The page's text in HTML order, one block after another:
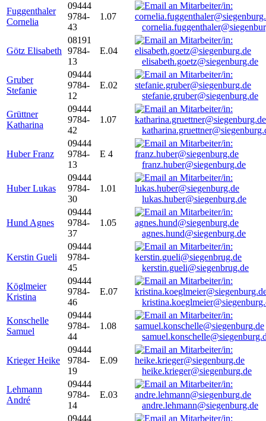
Fuggenthaler
Cornelia
09444
9784-
43
1.07
Götz Elisabeth
08191
9784-
13
E.04
elisabeth.goetz@siegenburg.de
Gruber
Stefanie
09444
9784-
12
E.02
stefanie.gruber@siegenburg.de
Grüttner
Katharina
09444
9784-
42
1.07
Huber Franz
09444
9784-
13
E 4
franz.huber@siegenburg.de
Huber Lukas
09444
9784-
30
1.01
lukas.huber@siegenburg.de
Hund Agnes
09444
9784-
37
1.05
agnes.hund@siegenburg.de
Kerstin Gueli
09444
9784-
45
kerstin.gueli@siegenbrug.de
Köglmeier
Kristina
09444
9784-
46
E.07
Konschelle
Samuel
09444
9784-
44
1.08
Krieger Heike
09444
9784-
19
E.09
heike.krieger@siegenburg.de
Lehmann
André
09444
9784-
14
E.03
andre.lehmann@siegenburg.de
09444